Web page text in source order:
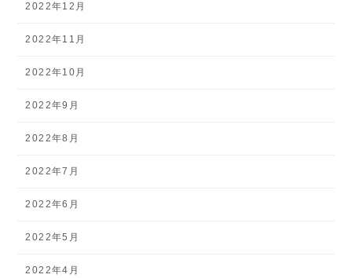
2022年12月
2022年11月
2022年10月
2022年9月
2022年8月
2022年7月
2022年6月
2022年5月
2022年4月